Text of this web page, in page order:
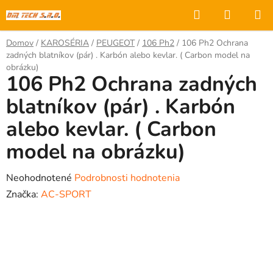
na
obsah
Hľadať
KOŠÍK
Domov / KAROSÉRIA / PEUGEOT / 106 Ph2 / 106 Ph2 Ochrana
zadných blatníkov (pár) . Karbón alebo kevlar. ( Carbon model na
obrázku)
106 Ph2 Ochrana zadných
blatníkov (pár) . Karbón
alebo kevlar. ( Carbon
model na obrázku)
Priemerné
hodnotenie
Neohodnotené Podrobnosti hodnotenia
Značka: AC-SPORT